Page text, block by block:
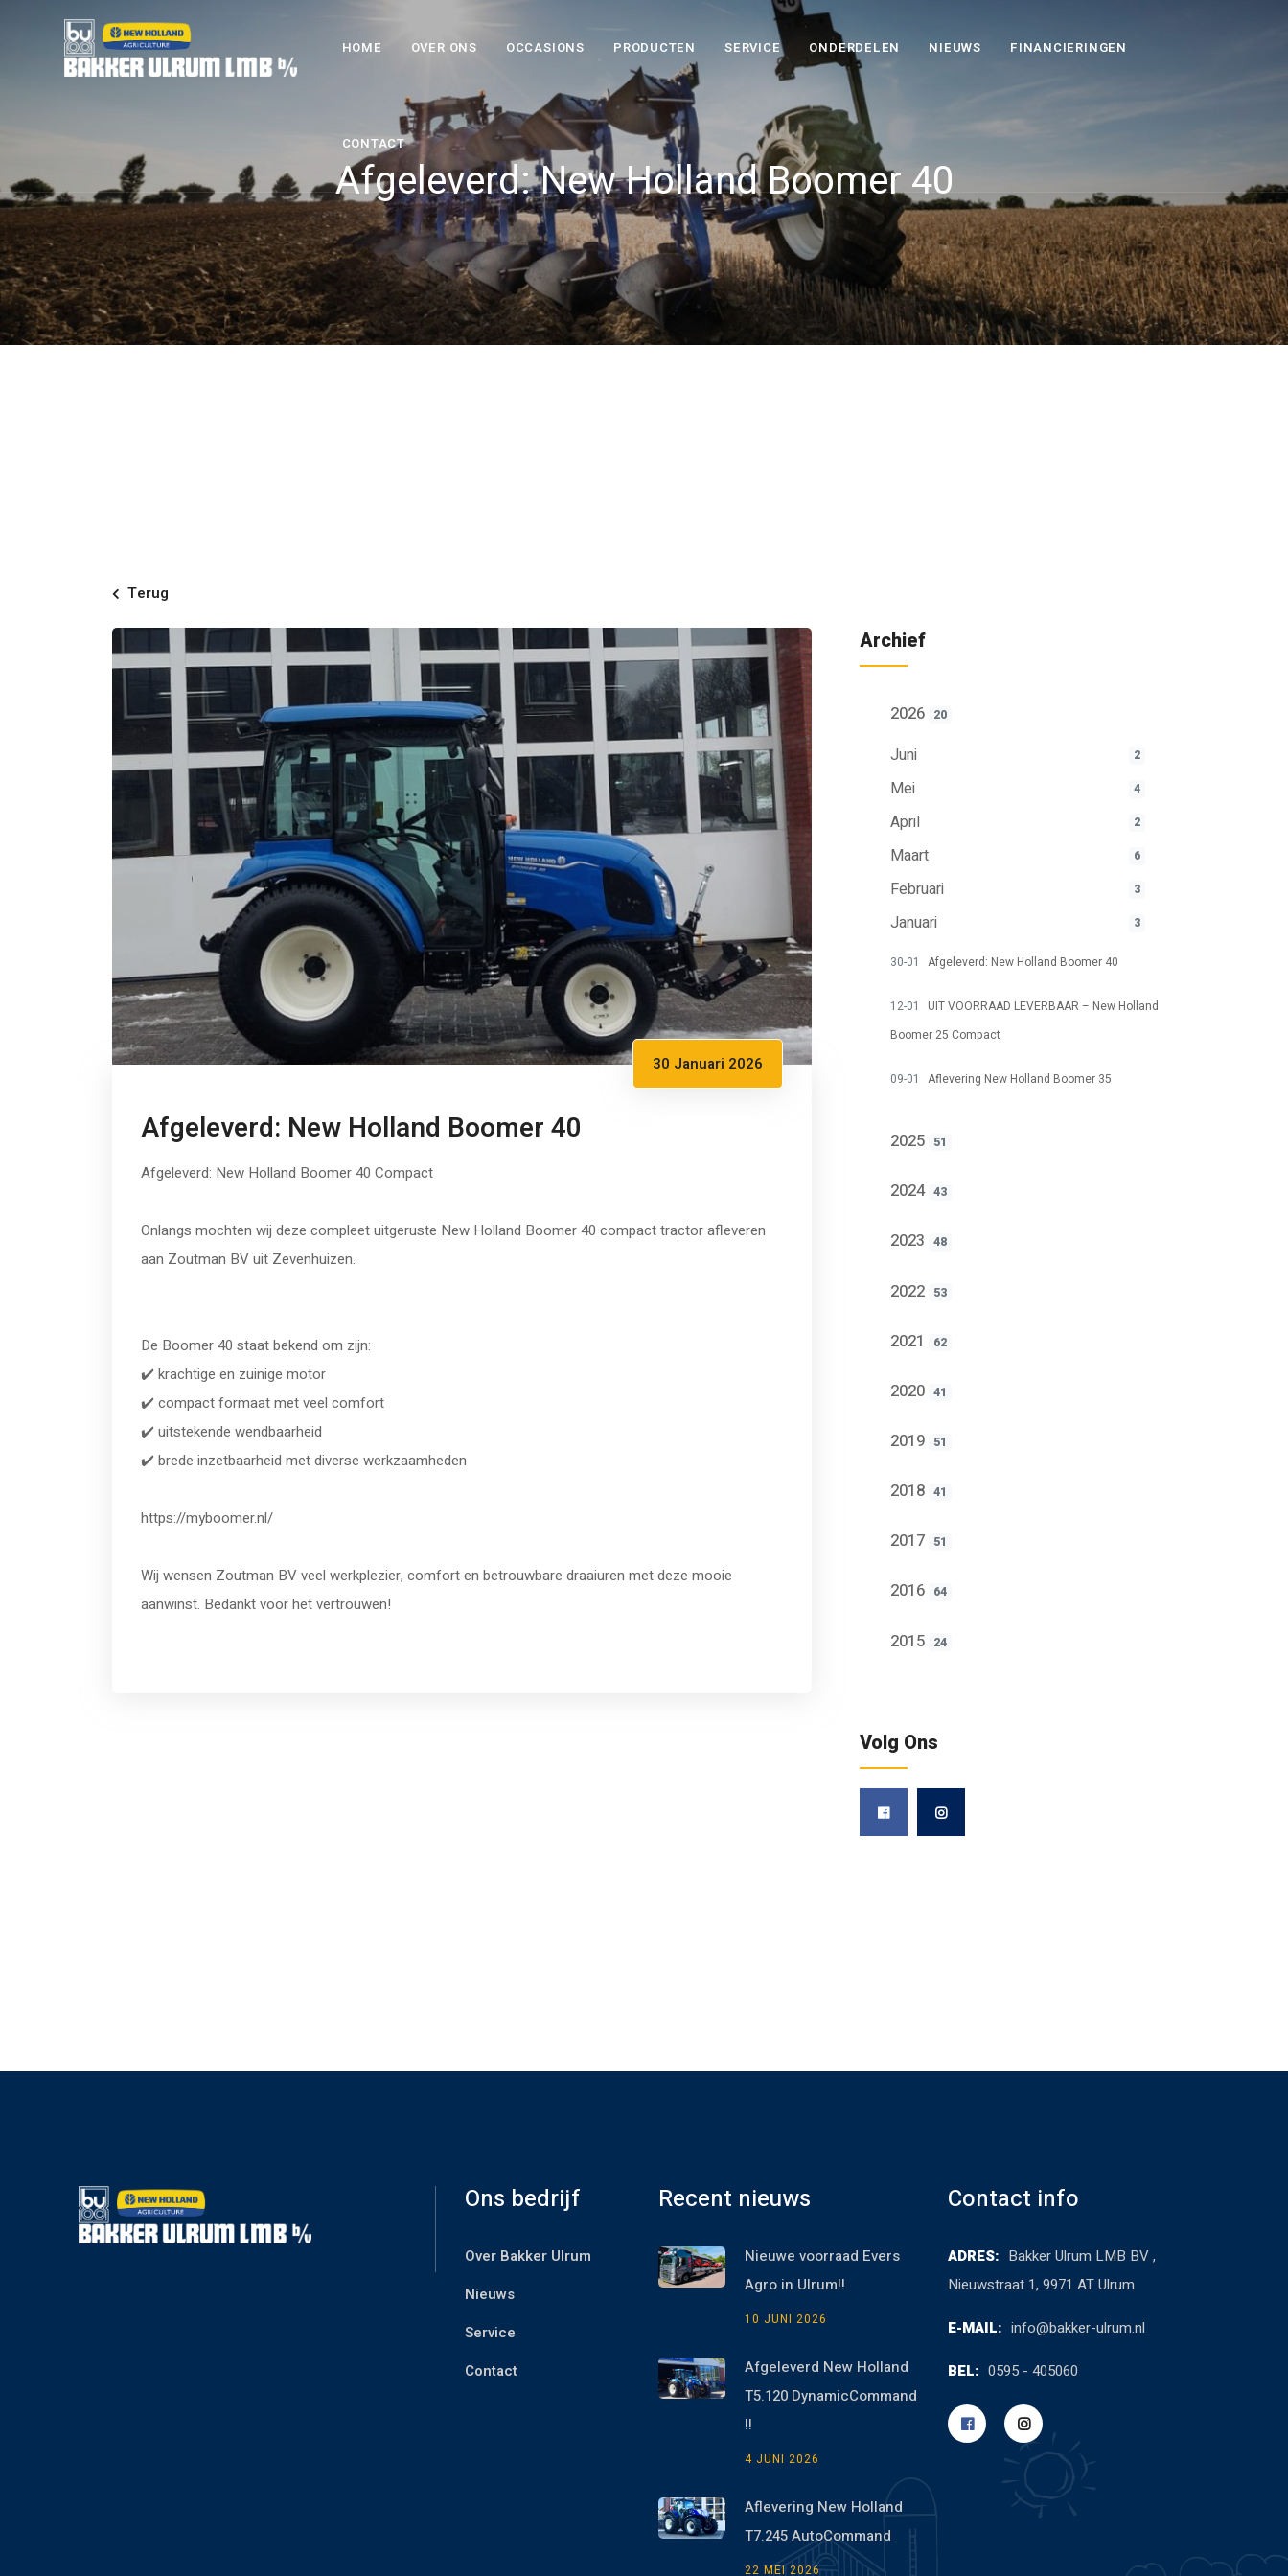
HOME OVER ONS OCCASIONS PRODUCTEN SERVICE ONDERDELEN NIEUWS FINANCIERINGEN
CONTACT
Afgeleverd: New Holland Boomer 40
Terug
30 Januari 2026
Afgeleverd: New Holland Boomer 40
Afgeleverd: New Holland Boomer 40 Compact
Onlangs mochten wij deze compleet uitgeruste New Holland Boomer 40 compact tractor afleveren
aan Zoutman BV uit Zevenhuizen.
De Boomer 40 staat bekend om zijn:
✔️ krachtige en zuinige motor
✔️ compact formaat met veel comfort
✔️ uitstekende wendbaarheid
✔️ brede inzetbaarheid met diverse werkzaamheden
https://myboomer.nl/
Wij wensen Zoutman BV veel werkplezier, comfort en betrouwbare draaiuren met deze mooie
aanwinst. Bedankt voor het vertrouwen!
Archief
2026 20
Juni 2
Mei 4
April 2
Maart 6
Februari 3
Januari 3
30-01 Afgeleverd: New Holland Boomer 40
12-01
UIT VOORRAAD LEVERBAAR – New Holland
Boomer 25 Compact
09-01 Aflevering New Holland Boomer 35
2025 51
2024 43
2023 48
2022 53
2021 62
2020 41
2019 51
2018 41
2017 51
2016 64
2015 24
Volg Ons
Ons bedrijf
Over Bakker Ulrum
Nieuws
Service
Contact
Recent nieuws
Nieuwe voorraad Evers
Agro in Ulrum!!
10 JUNI 2026
Afgeleverd New Holland
T5.120 DynamicCommand
!!
4 JUNI 2026
Aflevering New Holland
T7.245 AutoCommand
22 MEI 2026
Contact info
ADRES: Bakker Ulrum LMB BV ,
Nieuwstraat 1, 9971 AT Ulrum
E-MAIL: info@bakker-ulrum.nl
BEL: 0595 - 405060